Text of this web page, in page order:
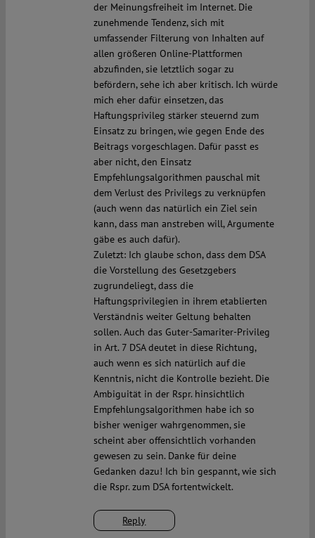
Reply
der Meinungsfreiheit im Internet. Die
zunehmende Tendenz, sich mit
umfassender Filterung von Inhalten auf
allen größeren Online-Plattformen
abzufinden, sie letztlich sogar zu
befördern, sehe ich aber kritisch. Ich würde
mich eher dafür einsetzen, das
Haftungsprivileg stärker steuernd zum
Einsatz zu bringen, wie gegen Ende des
Beitrags vorgeschlagen. Dafür passt es
aber nicht, den Einsatz
Empfehlungsalgorithmen pauschal mit
dem Verlust des Privilegs zu verknüpfen
(auch wenn das natürlich ein Ziel sein
kann, dass man anstreben will, Argumente
gäbe es auch dafür).
Zuletzt: Ich glaube schon, dass dem DSA
die Vorstellung des Gesetzgebers
zugrundeliegt, dass die
Haftungsprivilegien in ihrem etablierten
Verständnis weiter Geltung behalten
sollen. Auch das Guter-Samariter-Privileg
in Art. 7 DSA deutet in diese Richtung,
auch wenn es sich natürlich auf die
Kenntnis, nicht die Kontrolle bezieht. Die
Ambiguität in der Rspr. hinsichtlich
Empfehlungsalgorithmen habe ich so
bisher weniger wahrgenommen, sie
scheint aber offensichtlich vorhanden
gewesen zu sein. Danke für deine
Gedanken dazu! Ich bin gespannt, wie sich
die Rspr. zum DSA fortentwickelt.